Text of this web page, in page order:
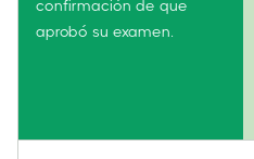
confirmación de que
aprobó su examen.